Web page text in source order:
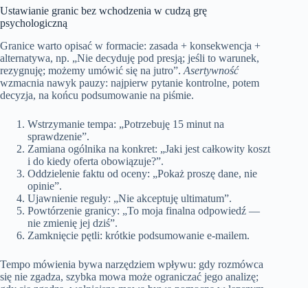
Ustawianie granic bez wchodzenia w cudzą grę
psychologiczną
Granice warto opisać w formacie: zasada + konsekwencja +
alternatywa, np. „Nie decyduję pod presją; jeśli to warunek,
rezygnuję; możemy umówić się na jutro”. Asertywność
wzmacnia nawyk pauzy: najpierw pytanie kontrolne, potem
decyzja, na końcu podsumowanie na piśmie.
Wstrzymanie tempa: „Potrzebuję 15 minut na
sprawdzenie”.
Zamiana ogólnika na konkret: „Jaki jest całkowity koszt
i do kiedy oferta obowiązuje?”.
Oddzielenie faktu od oceny: „Pokaż proszę dane, nie
opinie”.
Ujawnienie reguły: „Nie akceptuję ultimatum”.
Powtórzenie granicy: „To moja finalna odpowiedź —
nie zmienię jej dziś”.
Zamknięcie pętli: krótkie podsumowanie e‑mailem.
Tempo mówienia bywa narzędziem wpływu: gdy rozmówca
się nie zgadza, szybka mowa może ograniczać jego analizę;